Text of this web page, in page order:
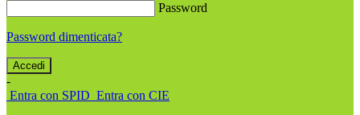
Password
Password dimenticata?
-
Entra con SPID Entra con CIE